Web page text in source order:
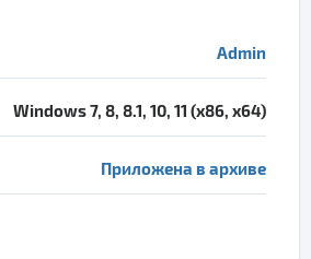
Admin
Windows 7, 8, 8.1, 10, 11 (x86, x64)
Приложена в архиве